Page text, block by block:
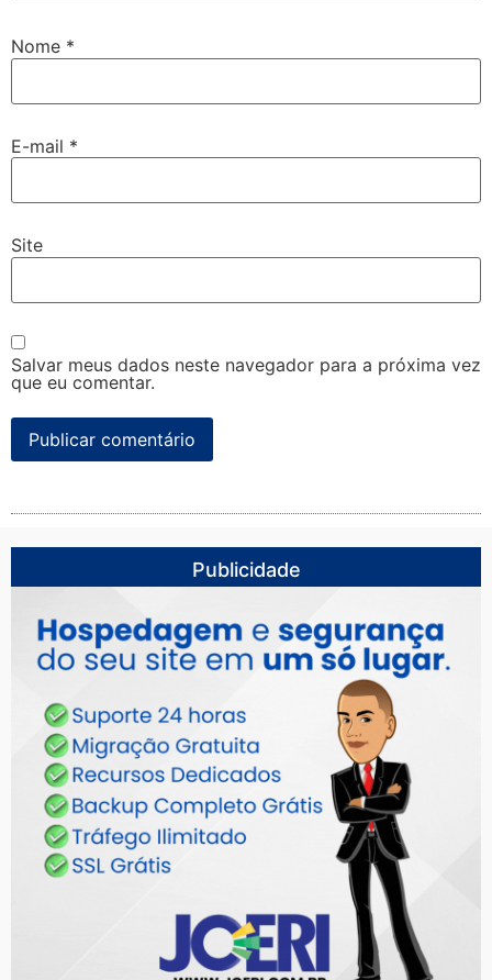
Nome *
E-mail *
Site
Salvar meus dados neste navegador para a próxima vez
que eu comentar.
Publicidade